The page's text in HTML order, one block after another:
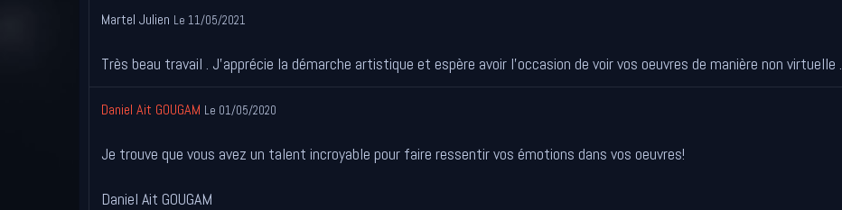
Martel Julien Le 11/05/2021
Très beau travail . J'apprécie la démarche artistique et espère avoir l'occasion de voir vos oeuvres de manière non virtuelle .
Daniel Ait GOUGAM Le 01/05/2020
Je trouve que vous avez un talent incroyable pour faire ressentir vos émotions dans vos oeuvres!
Daniel Ait GOUGAM